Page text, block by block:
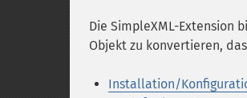
Die SimpleXML-Extension
Objekt zu konvertieren,
Installation/